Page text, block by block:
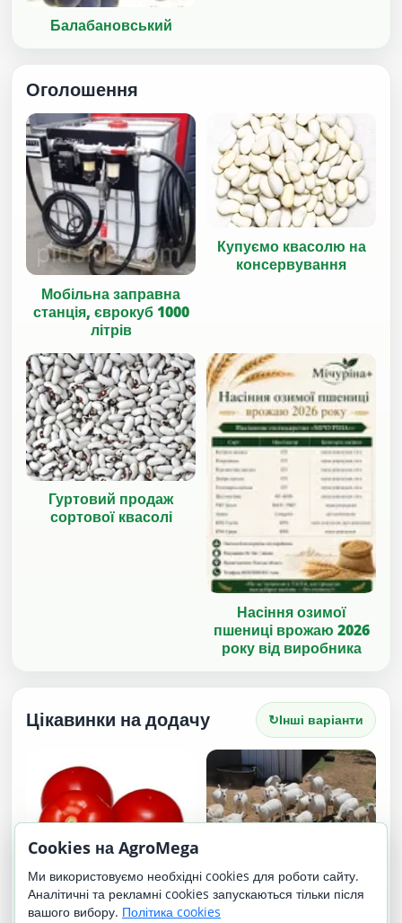
Балабановський
Оголошення
Мобільна заправна
станція, єврокуб 1000
літрів
Купуємо квасолю на
консервування
Гуртовий продаж
сортової квасолі
Насіння озимої
пшениці врожаю 2026
року від виробника
Цікавинки на додачу ↻Інші варіанти
Сатіво F1
Роял-Вайт | Royal
White
Cookies на AgroMega
Ми використовуємо необхідні cookies для роботи сайту.
Аналітичні та рекламні cookies запускаються тільки після
вашого вибору. Політика cookies